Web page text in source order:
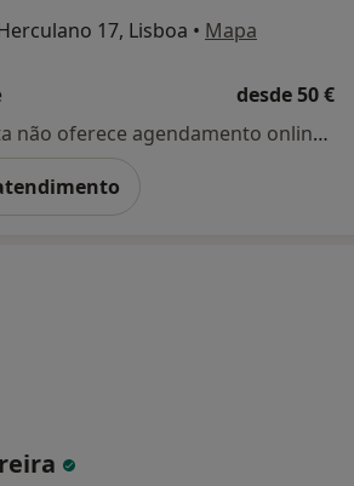
17, Lisboa • Mapa
desde 50 €
Esse especialista não oferece agendamento online para esse endereço.